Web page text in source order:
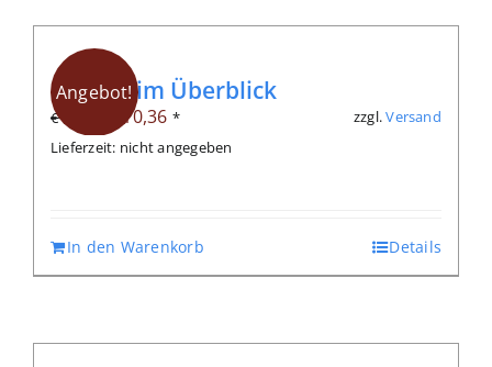
Angebot!
Qigong im Überblick
€14,80
Ursprünglicher
Preis
10,36Aktueller
Preis
* zzgl.Versand
Lieferzeit: nicht angegeben
In den Warenkorb Details